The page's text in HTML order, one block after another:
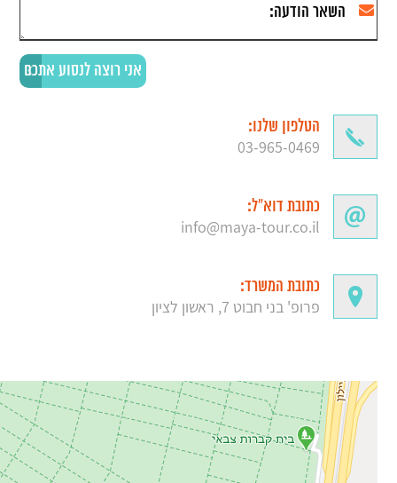
הטלפון שלנו:
03-965-0469
כתובת דוא”ל:
info@maya-tour.co.il
כתובת המשרד:
פרופ' בני חבוט 7, ראשון לציון